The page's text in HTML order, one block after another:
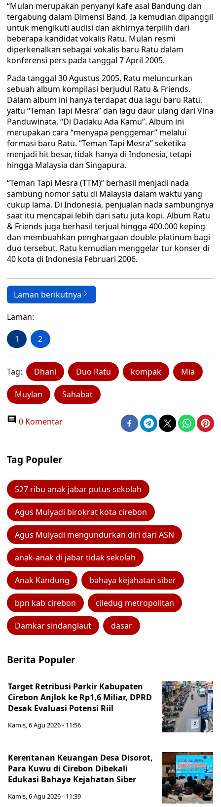
“Mulan merupakan penyanyi kafe asal Bandung dan
tergabung dalam Dimensi Band. Ia kemudian dipanggil
untuk mengikuti audisi dan akhirnya terpilih dari
beberapa kandidat vokalis Ratu. Mulan resmi
diperkenalkan sebagai vokalis baru Ratu dalam
konferensi pers pada tanggal 7 April 2005.
Pada tanggal 30 Agustus 2005, Ratu meluncurkan
sebuah album kompilasi berjudul Ratu & Friends.
Dalam album ini hanya terdapat dua lagu baru Ratu,
yaitu “Teman Tapi Mesra” dan lagu daur ulang dari Vina
Panduwinata, “Di Dadaku Ada Kamu”. Album ini
merupakan cara “menyapa penggemar” melalui
formasi baru Ratu. “Teman Tapi Mesra” seketika
menjadi hit besar, tidak hanya di Indonesia, tetapi
hingga Malaysia dan Singapura.
“Teman Tapi Mesra (TTM)” berhasil menjadi nada
sambung nomor satu di Malaysia dalam waktu yang
cukup lama. Di Indonesia, penjualan nada sambungnya
saat itu mencapai lebih dari satu juta kopi. Album Ratu
& Friends juga berhasil terjual hingga 400.000 keping
dan membuahkan penghargaan double platinum bagi
duo tersebut. Ratu kemudian menggelar tur konser di
40 kota di Indonesia Februari 2006.
Laman berikutnya
Laman:
1 2
Tag: Dhani Duo Ratu kompak Mia
Muylan Sahabat
0 Komentar
Tag Populer
527 ribu anak jabar putus sekolah
Agus Mulyadi birokrat kota cirebon
Agus Mulyadi mengundurkan diri dari ASN
anak-anak di jabar tidak sekolah
Anak Kandung bahaya kejahatan siber
bpn kab cirebon ciledug metropolitan
Damkar sindanglaut dasar
Berita Populer
Target Retribusi Parkir Kabupaten
Cirebon Anjlok ke Rp1,6 Miliar, DPRD
Desak Evaluasi Potensi Riil
Kamis, 6 Agu 2026 - 11:56
Kerentanan Keuangan Desa Disorot,
Para Kuwu di Cirebon Dibekali
Edukasi Bahaya Kejahatan Siber
Kamis, 6 Agu 2026 - 11:39